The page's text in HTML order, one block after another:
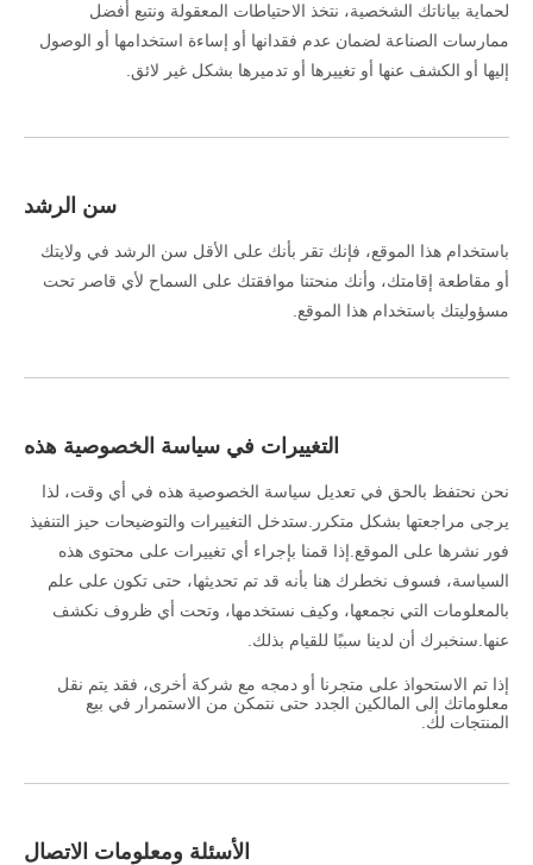
لحماية بياناتك الشخصية، نتخذ الاحتياطات المعقولة ونتبع أفضل
ممارسات الصناعة لضمان عدم فقدانها أو إساءة استخدامها أو الوصول
إليها أو الكشف عنها أو تغييرها أو تدميرها بشكل غير لائق.
سن الرشد
باستخدام هذا الموقع، فإنك تقر بأنك على الأقل سن الرشد في ولايتك
أو مقاطعة إقامتك، وأنك منحتنا موافقتك على السماح لأي قاصر تحت
مسؤوليتك باستخدام هذا الموقع.
التغييرات في سياسة الخصوصية هذه
نحن نحتفظ بالحق في تعديل سياسة الخصوصية هذه في أي وقت، لذا
يرجى مراجعتها بشكل متكرر.ستدخل التغييرات والتوضيحات حيز التنفيذ
فور نشرها على الموقع.إذا قمنا بإجراء أي تغييرات على محتوى هذه
السياسة، فسوف نخطرك هنا بأنه قد تم تحديثها، حتى تكون على علم
بالمعلومات التي نجمعها، وكيف نستخدمها، وتحت أي ظروف نكشف
عنها.سنخبرك أن لدينا سببًا للقيام بذلك.
إذا تم الاستحواذ على متجرنا أو دمجه مع شركة أخرى، فقد يتم نقل
معلوماتك إلى المالكين الجدد حتى نتمكن من الاستمرار في بيع
المنتجات لك.
الأسئلة ومعلومات الاتصال